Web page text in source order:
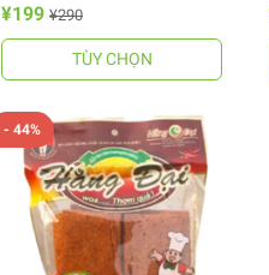
¥199 ¥290
TÙY CHỌN
- 44%